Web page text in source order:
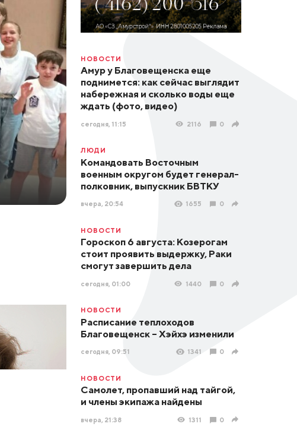
НОВОСТИ
Амур у Благовещенска еще
поднимется: как сейчас выглядит
набережная и сколько воды еще
ждать (фото, видео)
сегодня, 11:15 2116 0
ЛЮДИ
Командовать Восточным
военным округом будет генерал-
полковник, выпускник БВТКУ
вчера, 20:54 1655 0
НОВОСТИ
Гороскоп 6 августа: Козерогам
стоит проявить выдержку, Раки
смогут завершить дела
сегодня, 01:00 1440 0
НОВОСТИ
Расписание теплоходов
Благовещенск – Хэйхэ изменили
сегодня, 09:51 1341 0
НОВОСТИ
Самолет, пропавший над тайгой,
и члены экипажа найдены
вчера, 21:38 1311 0